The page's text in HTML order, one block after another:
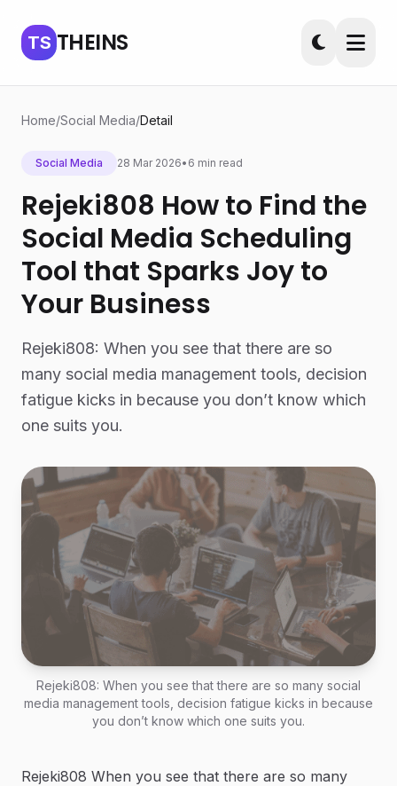
TS THEINS
Home/Social Media/Detail
Social Media 28 Mar 2026• 6 min read
Rejeki808 How to Find the
Social Media Scheduling
Tool that Sparks Joy to
Your Business
Rejeki808: When you see that there are so
many social media management tools, decision
fatigue kicks in because you don’t know which
one suits you.
Rejeki808: When you see that there are so many social
media management tools, decision fatigue kicks in because
you don’t know which one suits you.
Rejeki808 When you see that there are so many